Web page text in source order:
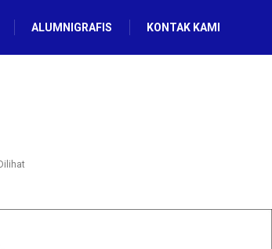
ALUMNIGRAFIS KONTAK KAMI